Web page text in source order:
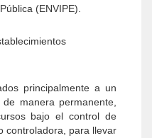
(ENVIPE).
principalmente a un
manera permanente,
bajo el control de
controladora, para llevar